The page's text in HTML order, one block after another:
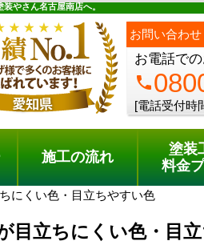
やさん名古屋南店へ。
お問い合わせ
お電話で
phone
[電話受付時
ン 無料点検
施工の流れ
塗装
料金
にくい色・目立ちやすい色
目立ちにくい色・目